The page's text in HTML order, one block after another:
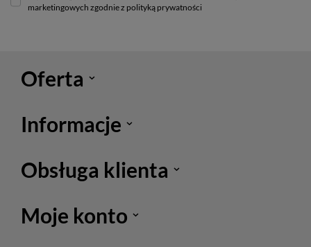
marketingowych zgodnie z polityką prywatności
Oferta
Informacje
Obsługa klienta
Moje konto